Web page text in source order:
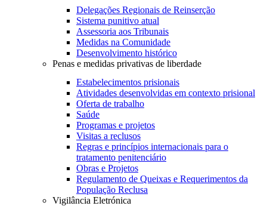
Delegações Regionais de Reinserção
Sistema punitivo atual
Assessoria aos Tribunais
Medidas na Comunidade
Desenvolvimento histórico
Penas e medidas privativas de liberdade
Estabelecimentos prisionais
Atividades desenvolvidas em contexto prisional
Oferta de trabalho
Saúde
Programas e projetos
Visitas a reclusos
Regras e princípios internacionais para o
tratamento penitenciário
Obras e Projetos
Regulamento de Queixas e Requerimentos da
População Reclusa
Vigilância Eletrónica